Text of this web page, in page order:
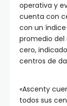
operativa y
cuenta con
con un índice
promedio del
cero,
centros de
«Ascenty
todos sus